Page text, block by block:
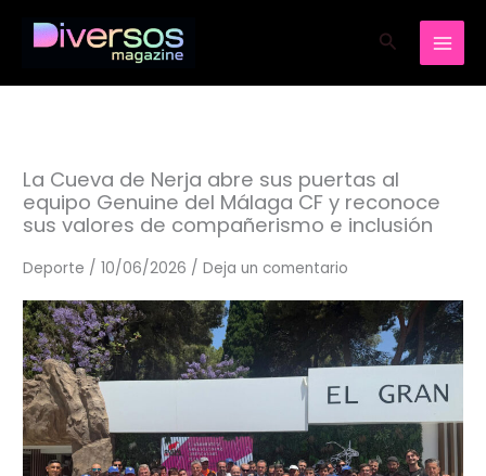
Buscar
La Cueva de Nerja abre sus puertas al
equipo Genuine del Málaga CF y reconoce
sus valores de compañerismo e inclusión
Deporte /10/06/2026 /Deja un comentario